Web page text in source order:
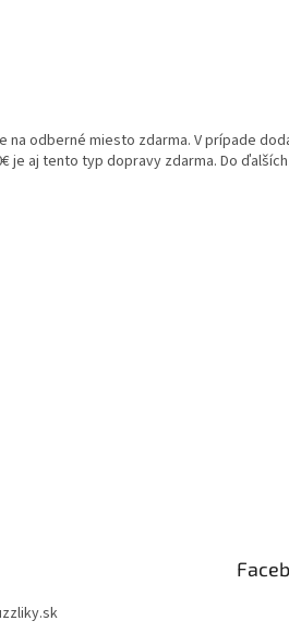
na odberné miesto zdarma. V prípade
je aj tento typ dopravy zdarma. Do